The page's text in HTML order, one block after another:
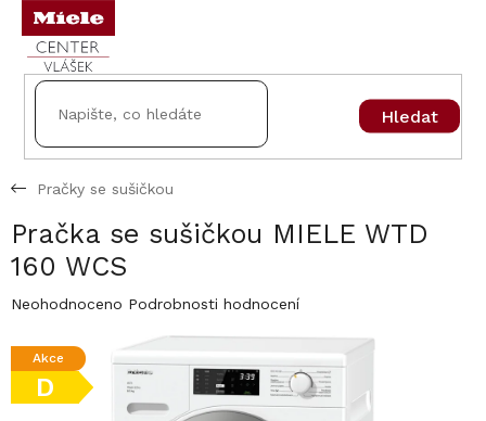
Přejít
obsah
Hledat
Pračky se sušičkou
Pračka se sušičkou MIELE WTD
160 WCS
Průměrné
produktu
z
Neohodnoceno Podrobnosti hodnocení
Akce
D